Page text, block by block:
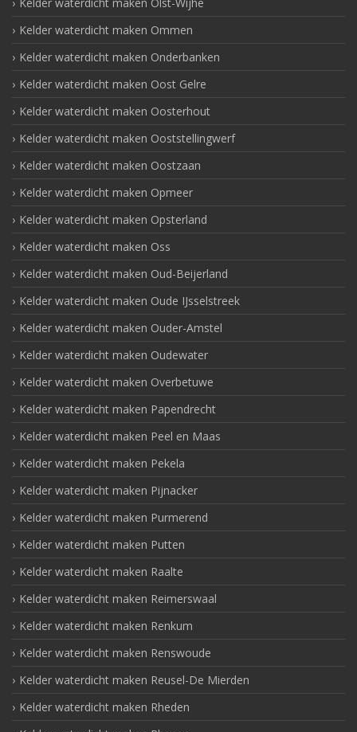
Kelder waterdicht maken Ommen
Kelder waterdicht maken Onderbanken
Kelder waterdicht maken Oost Gelre
Kelder waterdicht maken Oosterhout
Kelder waterdicht maken Ooststellingwerf
Kelder waterdicht maken Oostzaan
Kelder waterdicht maken Opmeer
Kelder waterdicht maken Opsterland
Kelder waterdicht maken Oss
Kelder waterdicht maken Oud-Beijerland
Kelder waterdicht maken Oude IJsselstreek
Kelder waterdicht maken Ouder-Amstel
Kelder waterdicht maken Oudewater
Kelder waterdicht maken Overbetuwe
Kelder waterdicht maken Papendrecht
Kelder waterdicht maken Peel en Maas
Kelder waterdicht maken Pekela
Kelder waterdicht maken Pijnacker
Kelder waterdicht maken Purmerend
Kelder waterdicht maken Putten
Kelder waterdicht maken Raalte
Kelder waterdicht maken Reimerswaal
Kelder waterdicht maken Renkum
Kelder waterdicht maken Renswoude
Kelder waterdicht maken Reusel-De Mierden
Kelder waterdicht maken Rheden